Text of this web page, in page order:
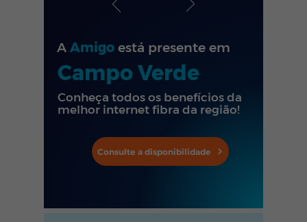
A Amigo está presente em
Campo Verde
Conheça todos os benefícios da
melhor internet fibra da região!
Consulte a disponibilidade